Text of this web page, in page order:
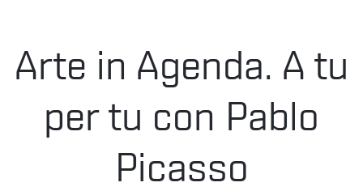
EDUArte in Agenda. A tu
per tu con Pablo
Picasso